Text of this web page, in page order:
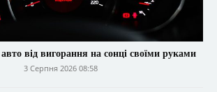
від вигорання на сонці своїми руками
3 Серпня 2026 08:58